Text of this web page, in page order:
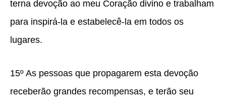
terna devoção ao meu Coração divino e trabalham
para inspirá-la e estabelecê-la em todos os
lugares.
15º As pessoas que propagarem esta devoção
receberão grandes recompensas, e terão seu